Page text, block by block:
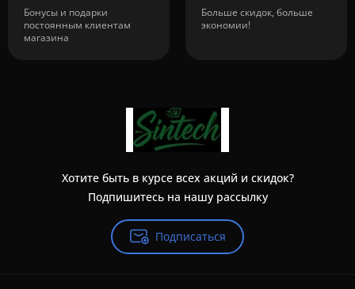
Бонусы и подарки
постоянным клиентам
магазина
Больше скидок, больше
экономии!
Хотите быть в курсе всех акций и скидок?
Подпишитесь на нашу рассылку
Подписаться